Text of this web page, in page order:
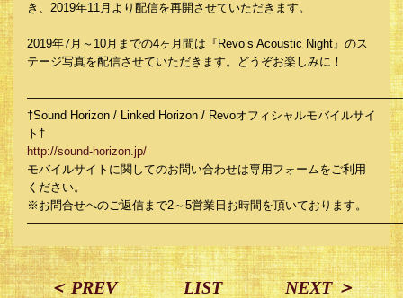
き、2019年11月より配信を再開させていただきます。
2019年7月～10月までの4ヶ月間は『Revo’s Acoustic Night』のス
テージ写真を配信させていただきます。どうぞお楽しみに！
†Sound Horizon / Linked Horizon / Revoオフィシャルモバイルサイ
ト†
http://sound-horizon.jp/
モバイルサイトに関してのお問い合わせは専用フォームをご利用
ください。
※お問合せへのご返信まで2～5営業日お時間を頂いております。
＜ PREV LIST NEXT ＞